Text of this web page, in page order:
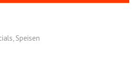
Speisen